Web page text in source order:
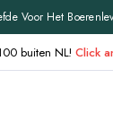
Voor Het
buiten NL!Click